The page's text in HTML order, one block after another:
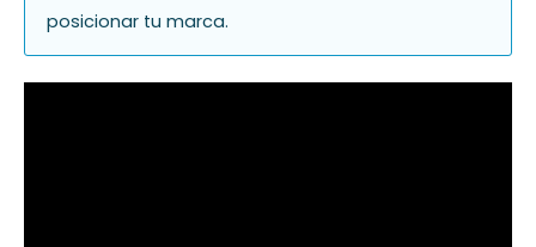
posicionar tu marca.